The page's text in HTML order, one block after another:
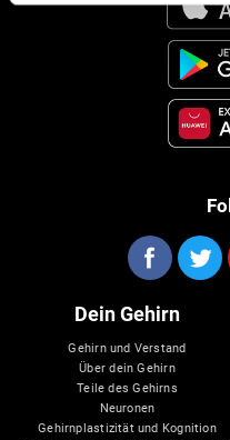
Dein Gehirn
Gehirn und Verstand
Über dein Gehirn
Teile des Gehirns
Neuronen
Gehirnplastizität und Kognition